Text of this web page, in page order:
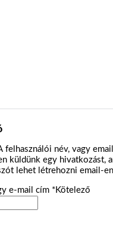
felhasználói név, vagy
küldünk egy hivatkozást,
lehet létrehozni email-
e-mail cím *Kötelező